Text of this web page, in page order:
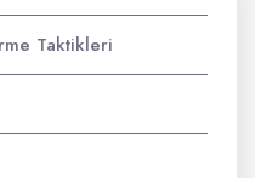
Taktikleri